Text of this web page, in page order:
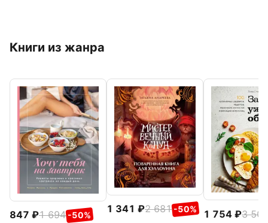
Книги из жанра
847 1 694 -50%
1 341 2 681 -50% 1 754
3 507